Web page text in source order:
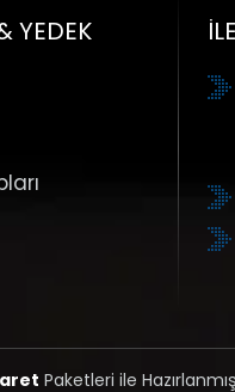
YEDEK
Paketleri ile